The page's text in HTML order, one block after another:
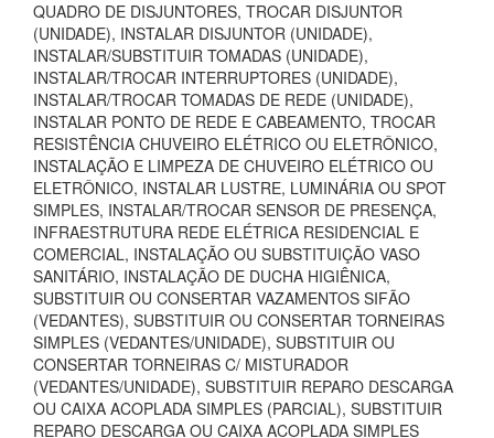
QUADRO DE DISJUNTORES, TROCAR DISJUNTOR
(UNIDADE), INSTALAR DISJUNTOR (UNIDADE),
INSTALAR/SUBSTITUIR TOMADAS (UNIDADE),
INSTALAR/TROCAR INTERRUPTORES (UNIDADE),
INSTALAR/TROCAR TOMADAS DE REDE (UNIDADE),
INSTALAR PONTO DE REDE E CABEAMENTO, TROCAR
RESISTÊNCIA CHUVEIRO ELÉTRICO OU ELETRÔNICO,
INSTALAÇÃO E LIMPEZA DE CHUVEIRO ELÉTRICO OU
ELETRÔNICO, INSTALAR LUSTRE, LUMINÁRIA OU SPOT
SIMPLES, INSTALAR/TROCAR SENSOR DE PRESENÇA,
INFRAESTRUTURA REDE ELÉTRICA RESIDENCIAL E
COMERCIAL, INSTALAÇÃO OU SUBSTITUIÇÃO VASO
SANITÁRIO, INSTALAÇÃO DE DUCHA HIGIÊNICA,
SUBSTITUIR OU CONSERTAR VAZAMENTOS SIFÃO
(VEDANTES), SUBSTITUIR OU CONSERTAR TORNEIRAS
SIMPLES (VEDANTES/UNIDADE), SUBSTITUIR OU
CONSERTAR TORNEIRAS C/ MISTURADOR
(VEDANTES/UNIDADE), SUBSTITUIR REPARO DESCARGA
OU CAIXA ACOPLADA SIMPLES (PARCIAL), SUBSTITUIR
REPARO DESCARGA OU CAIXA ACOPLADA SIMPLES